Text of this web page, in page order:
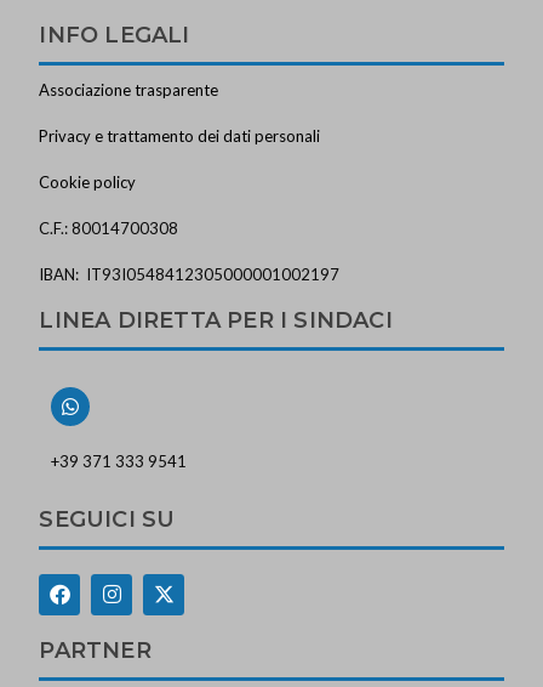
INFO LEGALI
Associazione trasparente
Privacy e trattamento dei dati personali
Cookie policy
C.F.: 80014700308
IBAN: IT93I0548412305000001002197
LINEA DIRETTA PER I SINDACI
+39 371 333 9541
SEGUICI SU
PARTNER